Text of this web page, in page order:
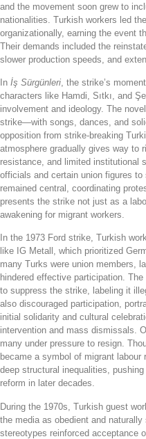
and the movement soon grew to
nationalities. Turkish workers led
organizationally, earning the event
Their demands included the
slower production speeds, and
In İş Sürgünleri, the strike’s
characters like Hamdi, Sıtkı, and
involvement and ideology. The
strike—with songs, dances, and
opposition from strike-breaking
atmosphere gradually gives way to
resistance, and limited institutional
officials and certain union figures
remained central, coordinating
presents the strike not just as a
awakening for migrant workers.
In the 1973 Ford strike, Turkish
like IG Metall, which prioritized
many Turks were union members,
hindered effective participation.
to suppress the strike, labeling it
also discouraged participation,
initial solidarity and cultural
intervention and mass dismissals.
many under pressure to resign.
became a symbol of migrant
deep structural inequalities,
reform in later decades.
During the 1970s, Turkish guest
the media as obedient and
stereotypes reinforced acceptance